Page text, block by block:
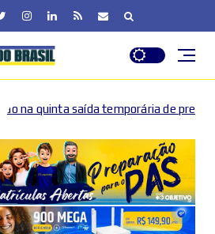
de presos no DF 2026